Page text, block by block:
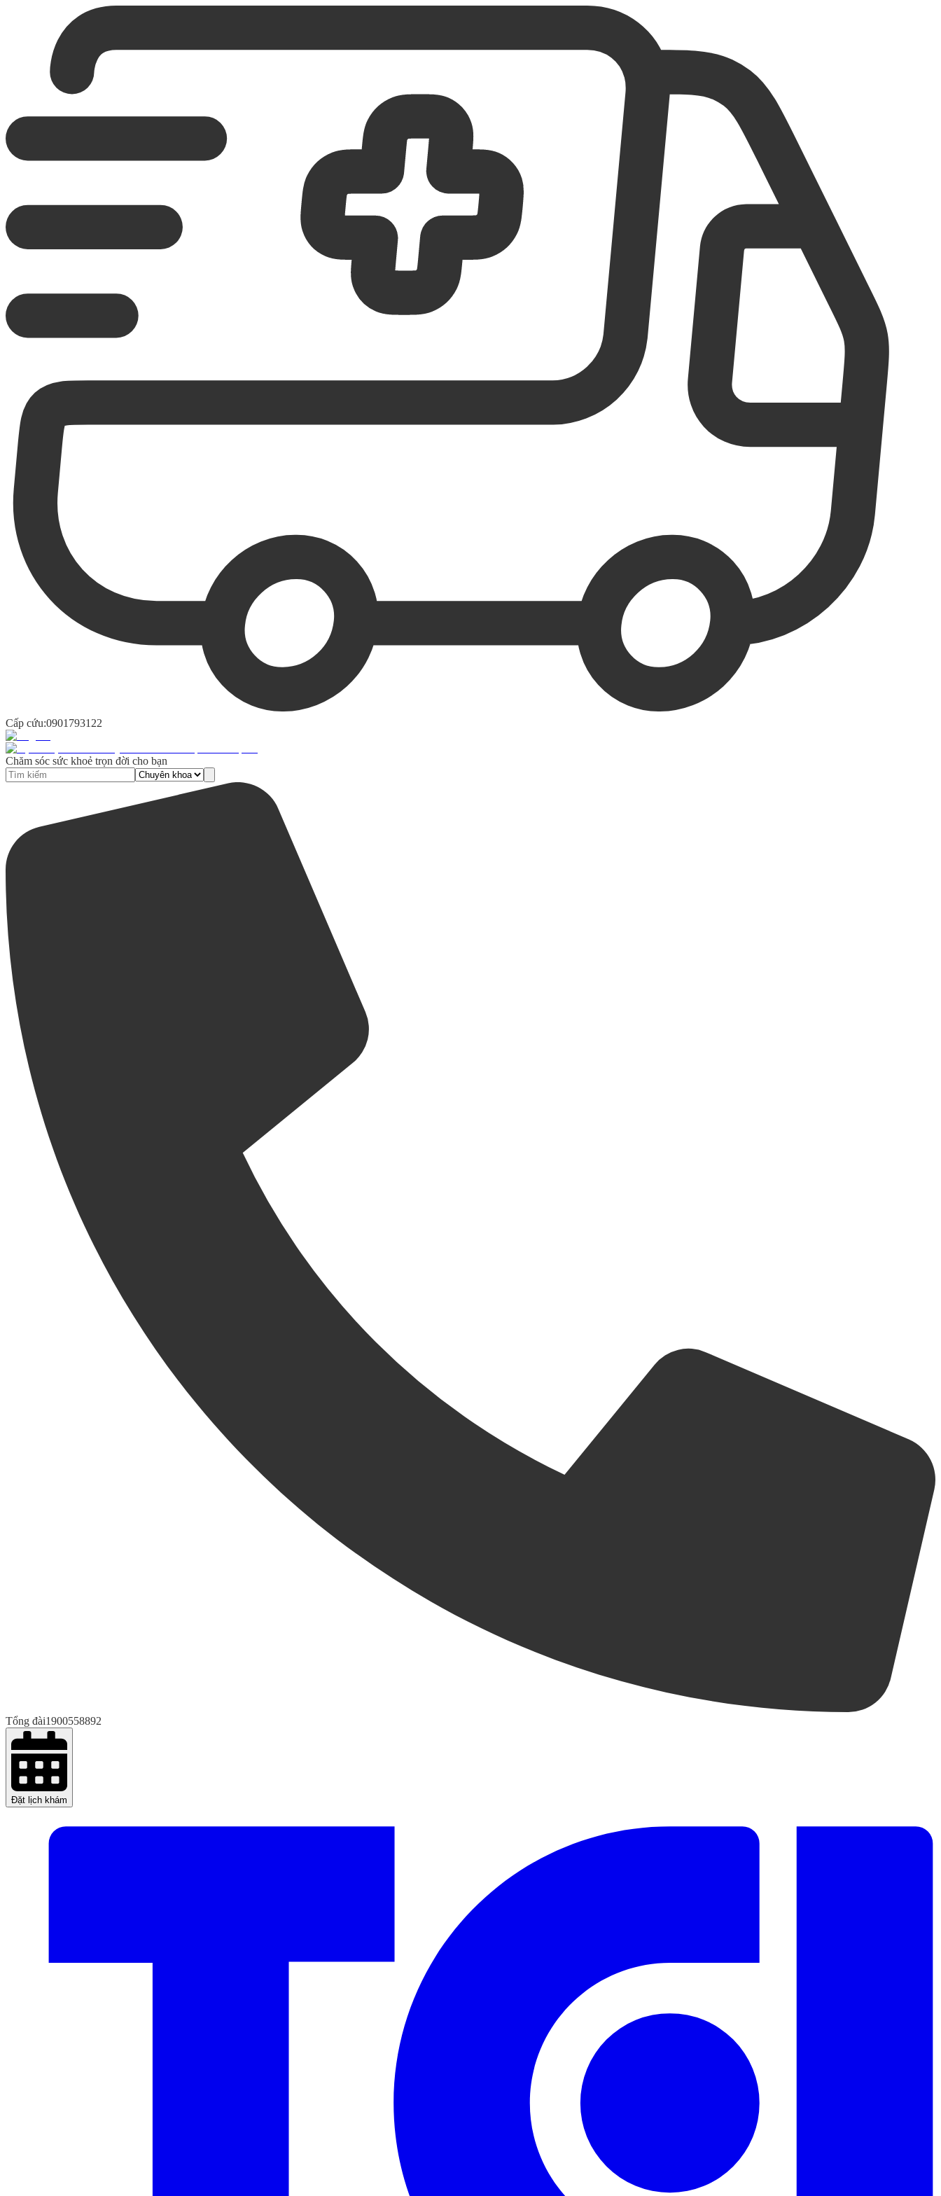
Cấp cứu:0901793122
Chăm sóc sức khoẻ trọn đời cho bạn
Tổng đài1900558892
Đặt lịch khám